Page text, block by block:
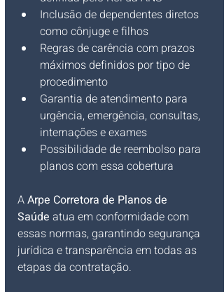
Inclusão de dependentes diretos
como cônjuge e filhos
Regras de carência com prazos
máximos definidos por tipo de
procedimento
Garantia de atendimento para
urgência, emergência, consultas,
internações e exames
Possibilidade de reembolso para
planos com essa cobertura
A Arpe Corretora de Planos de
Saúde atua em conformidade com
essas normas, garantindo segurança
jurídica e transparência em todas as
etapas da contratação.